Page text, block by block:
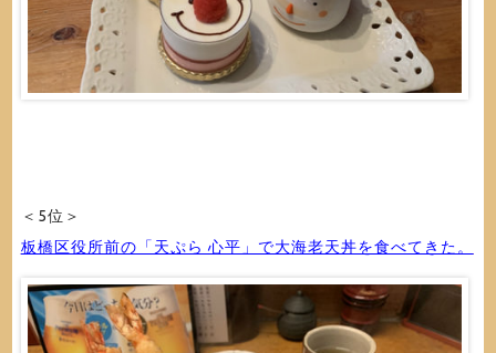
＜5位＞
板橋区役所前の「天ぷら 心平」で大海老天丼を食べてきた。